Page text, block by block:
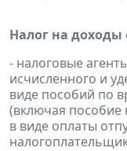
Налог на
- налоговые
исчисленного и
виде пособий по
(включая пособие
в виде оплаты